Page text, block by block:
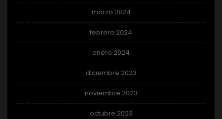
marzo 2024
febrero 2024
enero 2024
diciembre 2023
noviembre 2023
octubre 2023